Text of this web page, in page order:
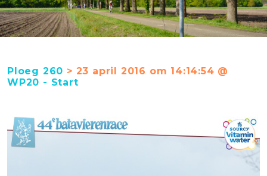
Ploeg 260 > 23 april 2016 om 14:14:54 @
WP20 - Start